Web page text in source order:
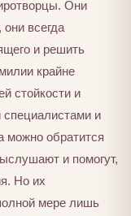
Они
они всегда
и решить
крайне
стойкости и
и
можно обратится
и помогут,
Но их
мере лишь